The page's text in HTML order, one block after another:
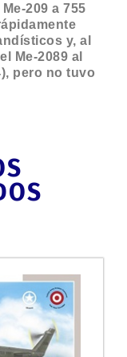
209 a 755
y, al
Me-2089 al
pero no tuvo